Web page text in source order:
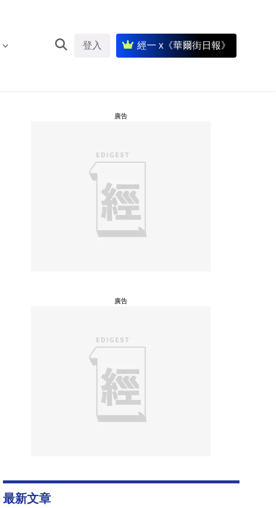
登入 經一 x《華爾街日報》
廣告
廣告
最新文章